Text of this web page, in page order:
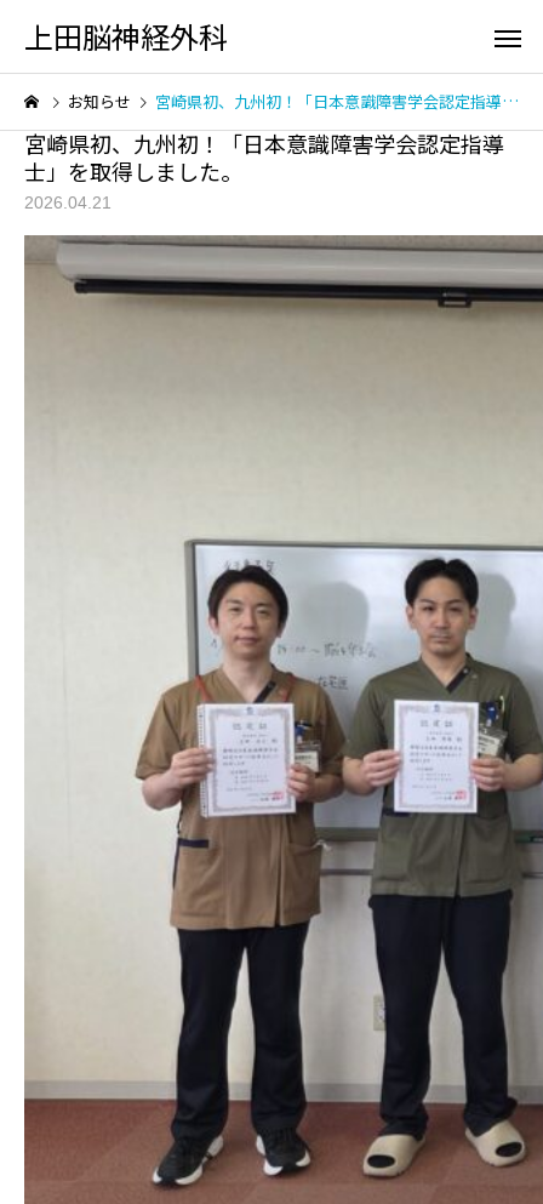
上田脳神経外科
初診の方へ 脳の検
お知らせ 宮崎県初、九州初！「日本意識障害学会認定指導士」を取得しました。
宮崎県初、九州初！「日本意識障害学会認定指導
士」を取得しました。
2026.04.21